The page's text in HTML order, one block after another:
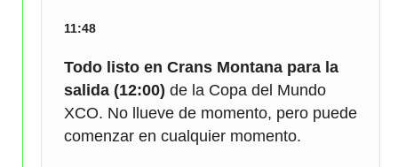
11:48
Todo listo en Crans Montana para la
salida (12:00) de la Copa del Mundo
XCO. No llueve de momento, pero puede
comenzar en cualquier momento.